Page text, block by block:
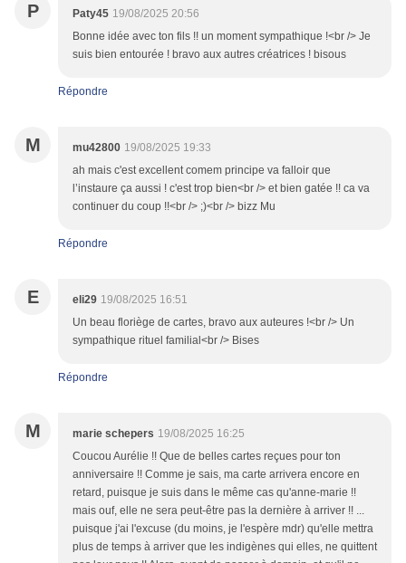
P Paty45 19/08/2025 20:56
Bonne idée avec ton fils !! un moment sympathique !<br /> Je
suis bien entourée ! bravo aux autres créatrices ! bisous
Répondre
M mu42800 19/08/2025 19:33
ah mais c'est excellent comem principe va falloir que
l’instaure ça aussi ! c'est trop bien<br /> et bien gatée !! ca va
continuer du coup !!<br /> ;)<br /> bizz Mu
Répondre
E eli29 19/08/2025 16:51
Un beau floriège de cartes, bravo aux auteures !<br /> Un
sympathique rituel familial<br /> Bises
Répondre
M marie schepers 19/08/2025 16:25
Coucou Aurélie !! Que de belles cartes reçues pour ton
anniversaire !! Comme je sais, ma carte arrivera encore en
retard, puisque je suis dans le même cas qu'anne-marie !!
mais ouf, elle ne sera peut-être pas la dernière à arriver !! ...
puisque j'ai l'excuse (du moins, je l'espère mdr) qu'elle mettra
plus de temps à arriver que les indigènes qui elles, ne quittent